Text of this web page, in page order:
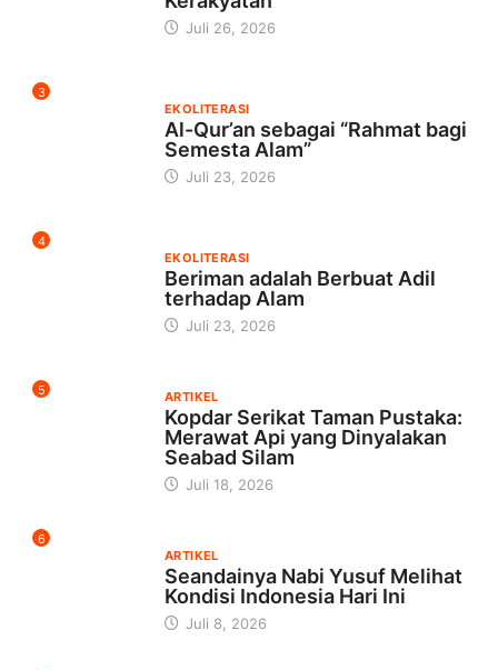
Juli 26, 2026
3
EKOLITERASI
Al-Qur’an sebagai “Rahmat bagi
Semesta Alam”
Juli 23, 2026
4
EKOLITERASI
Beriman adalah Berbuat Adil
terhadap Alam
Juli 23, 2026
5 ARTIKEL
Kopdar Serikat Taman Pustaka:
Merawat Api yang Dinyalakan
Seabad Silam
Juli 18, 2026
6
ARTIKEL
Seandainya Nabi Yusuf Melihat
Kondisi Indonesia Hari Ini
Juli 8, 2026